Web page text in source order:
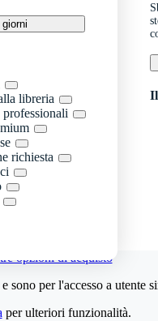
libreria
richiesta
opzioni di acquisto
e sono per l'accesso a utente
per ulteriori funzionalità.